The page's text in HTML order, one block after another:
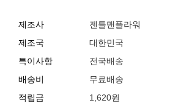
제조사
젠틀맨플라워
제조국
대한민국
특이사항
전국배송
배송비
무료배송
적립금
1,620원